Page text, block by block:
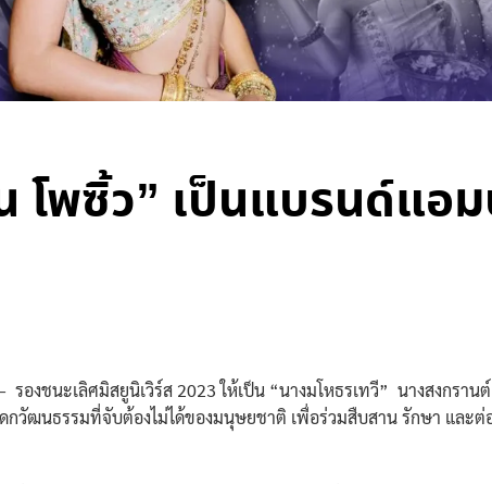
โพซิ้ว” เป็นแบรนด์แอ
งชนะเลิศมิสยูนิเวิร์ส 2023 ให้เป็น “นางมโหธรเทวี” นางสงกราน
ดกวัฒนธรรมที่จับต้องไม่ได้ของมนุษยชาติ เพื่อร่วมสืบสาน รักษา แล